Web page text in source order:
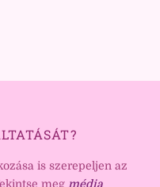
is szerepeljen az
megmédia